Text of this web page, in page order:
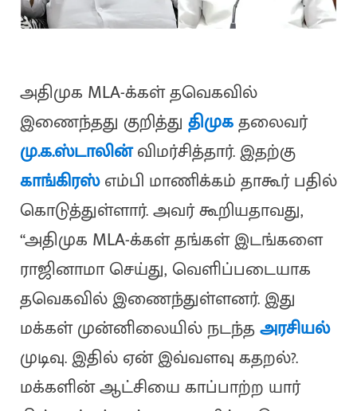
அதிமுக MLA-க்கள் தவெகவில்
இணைந்தது குறித்து திமுகதலைவர்
மு.க.ஸ்டாலின்விமர்சித்தார். இதற்கு
காங்கிரஸ்எம்பி மாணிக்கம் தாகூர் பதில்
கொடுத்துள்ளார். அவர் கூறியதாவது,
“அதிமுக MLA-க்கள் தங்கள் இடங்களை
ராஜினாமா செய்து, வெளிப்படையாக
தவெகவில் இணைந்துள்ளனர். இது
மக்கள் முன்னிலையில் நடந்தஅரசியல்
முடிவு. இதில் ஏன் இவ்வளவு கதறல்?.
மக்களின் ஆட்சியை காப்பாற்ற யார்